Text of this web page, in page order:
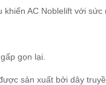
AC Noblelift với sức
gọn lại.
sản xuất bởi dây